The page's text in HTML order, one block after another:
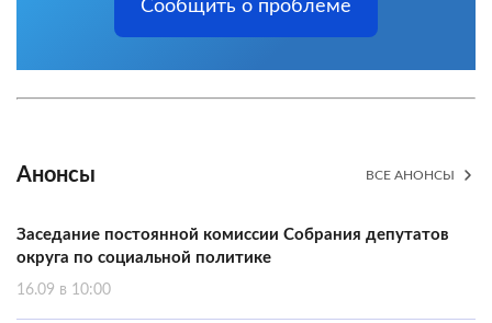
Сообщить о проблеме
Анонсы ВСЕ АНОНСЫ
Заседание постоянной комиссии Собрания депутатов
округа по социальной политике
16.09 в 10:00